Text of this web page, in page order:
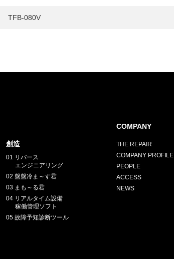
TFB-080V
創造
01 リバース
エンジニアリング
02 盤盤冷ま～す君
03 まも～る君
04 リアルタイム設備
稼働管理ソフト
05 故障予知診断ツール
COMPANY
THE REPAIR
COMPANY PROFILE
PEOPLE
ACCESS
NEWS